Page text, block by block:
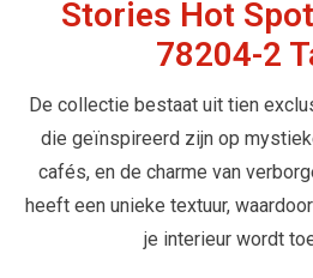
Stories Hot
78204-2
De collectie bestaat uit tien
die geïnspireerd zijn op
cafés, en de charme van
heeft een unieke textuur,
je interieur wordt